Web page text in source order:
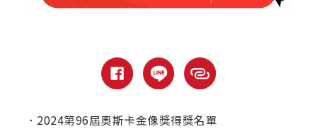
． 2024第96屆奧斯卡金像獎得獎名單